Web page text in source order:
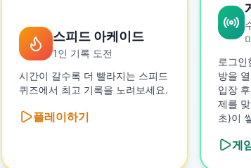
스피드 아케이드
1인 기록 도전
시간이 갈수록 더 빨라지는 스피드
퀴즈에서 최고 기록을 노려보세요.
플레이하기
로그인
방을
입장
제를
초)이
게